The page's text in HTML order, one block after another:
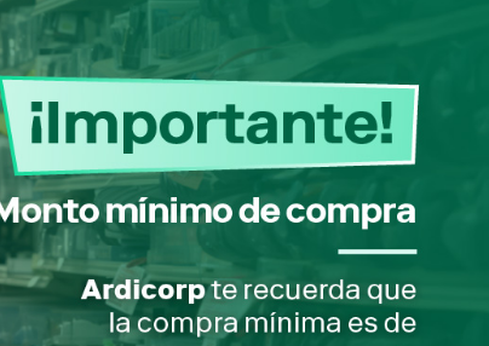
Acceder para pedir este producto